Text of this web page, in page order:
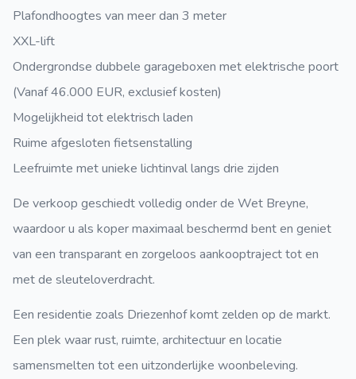
Plafondhoogtes van meer dan 3 meter
XXL-lift
Ondergrondse dubbele garageboxen met elektrische poort
(Vanaf 46.000 EUR, exclusief kosten)
Mogelijkheid tot elektrisch laden
Ruime afgesloten fietsenstalling
Leefruimte met unieke lichtinval langs drie zijden
De verkoop geschiedt volledig onder de Wet Breyne,
waardoor u als koper maximaal beschermd bent en geniet
van een transparant en zorgeloos aankooptraject tot en
met de sleuteloverdracht.
Een residentie zoals Driezenhof komt zelden op de markt.
Een plek waar rust, ruimte, architectuur en locatie
samensmelten tot een uitzonderlijke woonbeleving.